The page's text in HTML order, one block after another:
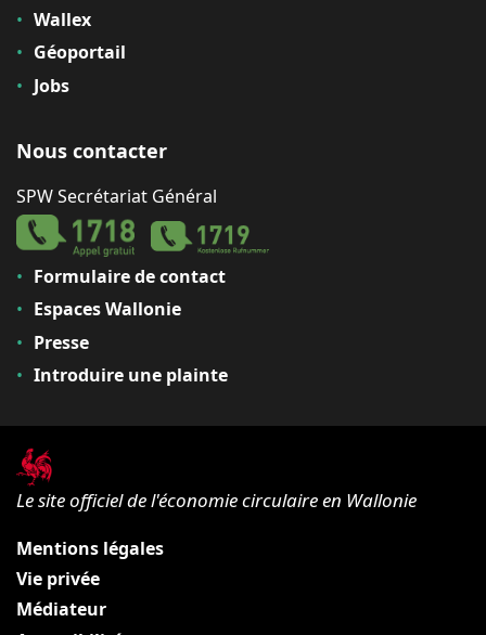
Wallex
Géoportail
Jobs
Nous contacter
SPW Secrétariat Général
Formulaire de contact
Espaces Wallonie
Presse
Introduire une plainte
Le site officiel de l'économie circulaire en Wallonie
Mentions légales
Vie privée
Médiateur